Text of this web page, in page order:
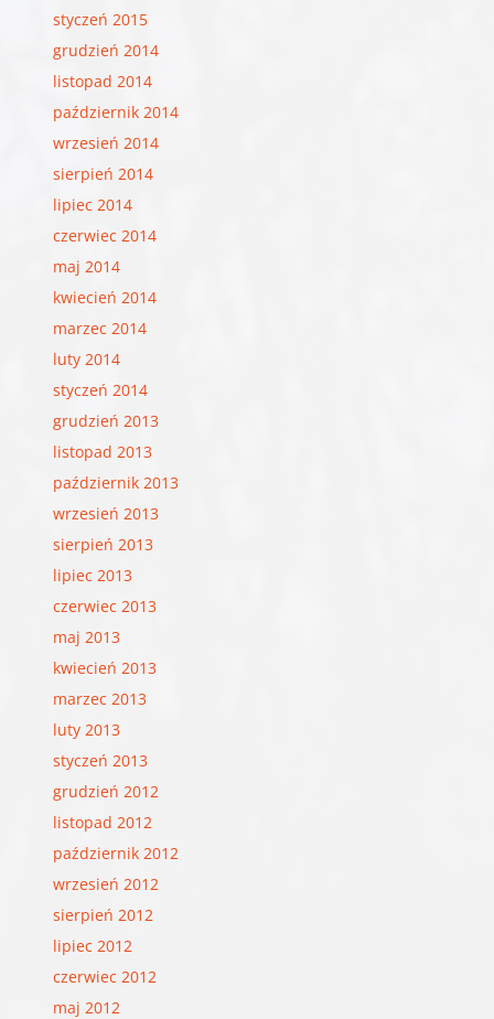
styczeń 2015
grudzień 2014
listopad 2014
październik 2014
wrzesień 2014
sierpień 2014
lipiec 2014
czerwiec 2014
maj 2014
kwiecień 2014
marzec 2014
luty 2014
styczeń 2014
grudzień 2013
listopad 2013
październik 2013
wrzesień 2013
sierpień 2013
lipiec 2013
czerwiec 2013
maj 2013
kwiecień 2013
marzec 2013
luty 2013
styczeń 2013
grudzień 2012
listopad 2012
październik 2012
wrzesień 2012
sierpień 2012
lipiec 2012
czerwiec 2012
maj 2012